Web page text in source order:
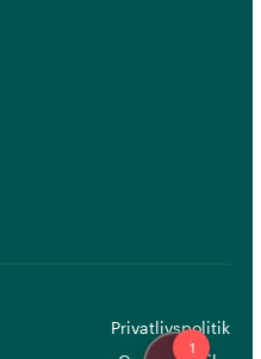
Privatlivspolitik